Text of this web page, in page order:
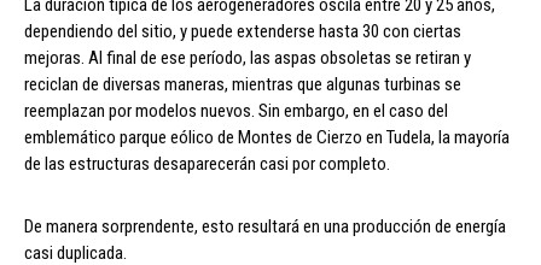
La duración típica de los aerogeneradores oscila entre 20 y 25 años,
dependiendo del sitio, y puede extenderse hasta 30 con ciertas
mejoras. Al final de ese período, las aspas obsoletas se retiran y
reciclan de diversas maneras, mientras que algunas turbinas se
reemplazan por modelos nuevos. Sin embargo, en el caso del
emblemático parque eólico de Montes de Cierzo en Tudela, la mayoría
de las estructuras desaparecerán casi por completo.
De manera sorprendente, esto resultará en una producción de energía
casi duplicada.